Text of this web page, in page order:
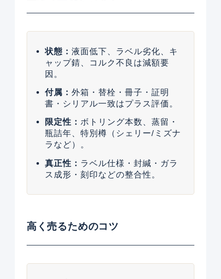
状態： 液面低下、ラベル劣化、キ
ャップ錆、コルク不良は減額要
因。
付属： 外箱・替栓・冊子・証明
書・シリアル一致はプラス評価。
限定性： ボトリング本数、蒸留・
瓶詰年、特別樽（シェリー/ミズナ
ラなど）。
真正性： ラベル仕様・封緘・ガラ
ス成形・刻印などの整合性。
高く売るためのコツ